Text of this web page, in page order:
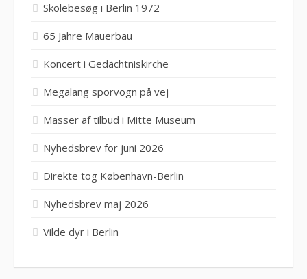
Skolebesøg i Berlin 1972
65 Jahre Mauerbau
Koncert i Gedächtniskirche
Megalang sporvogn på vej
Masser af tilbud i Mitte Museum
Nyhedsbrev for juni 2026
Direkte tog København-Berlin
Nyhedsbrev maj 2026
Vilde dyr i Berlin